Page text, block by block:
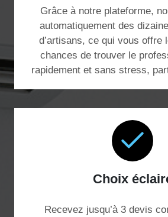
Grâce à notre plateforme,
automatiquement des
d’artisans, ce qui vous offre
chances de trouver le
rapidement et sans stress,
Choix
Recevez jusqu’à 3 devis